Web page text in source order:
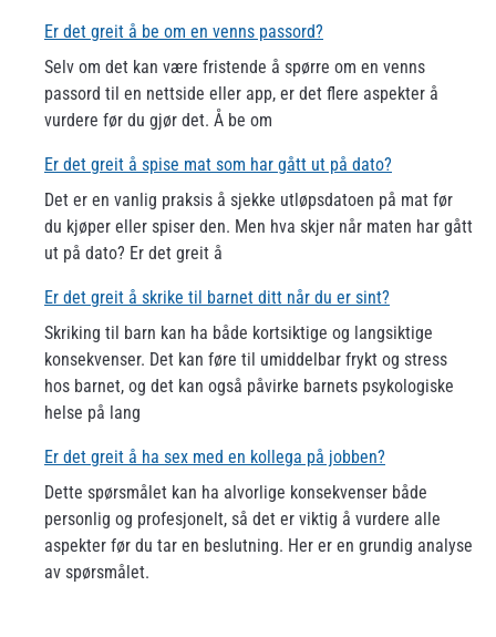
Er det greit å be om en venns passord?
Selv om det kan være fristende å spørre om en venns
passord til en nettside eller app, er det flere aspekter å
vurdere før du gjør det. Å be om
Er det greit å spise mat som har gått ut på dato?
Det er en vanlig praksis å sjekke utløpsdatoen på mat før
du kjøper eller spiser den. Men hva skjer når maten har gått
ut på dato? Er det greit å
Er det greit å skrike til barnet ditt når du er sint?
Skriking til barn kan ha både kortsiktige og langsiktige
konsekvenser. Det kan føre til umiddelbar frykt og stress
hos barnet, og det kan også påvirke barnets psykologiske
helse på lang
Er det greit å ha sex med en kollega på jobben?
Dette spørsmålet kan ha alvorlige konsekvenser både
personlig og profesjonelt, så det er viktig å vurdere alle
aspekter før du tar en beslutning. Her er en grundig analyse
av spørsmålet.